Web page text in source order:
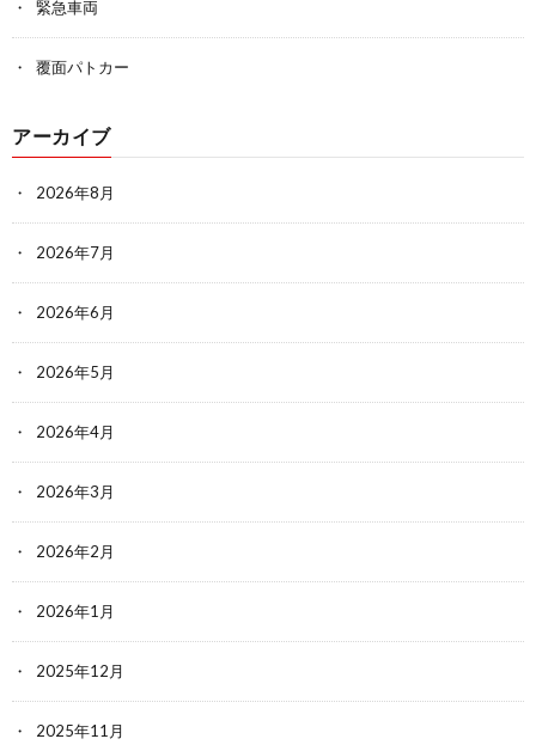
緊急車両
覆面パトカー
アーカイブ
2026年8月
2026年7月
2026年6月
2026年5月
2026年4月
2026年3月
2026年2月
2026年1月
2025年12月
2025年11月